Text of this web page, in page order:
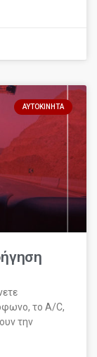
ΑΥΤΟΚΊΝΗΤΑ
το A/C,
την